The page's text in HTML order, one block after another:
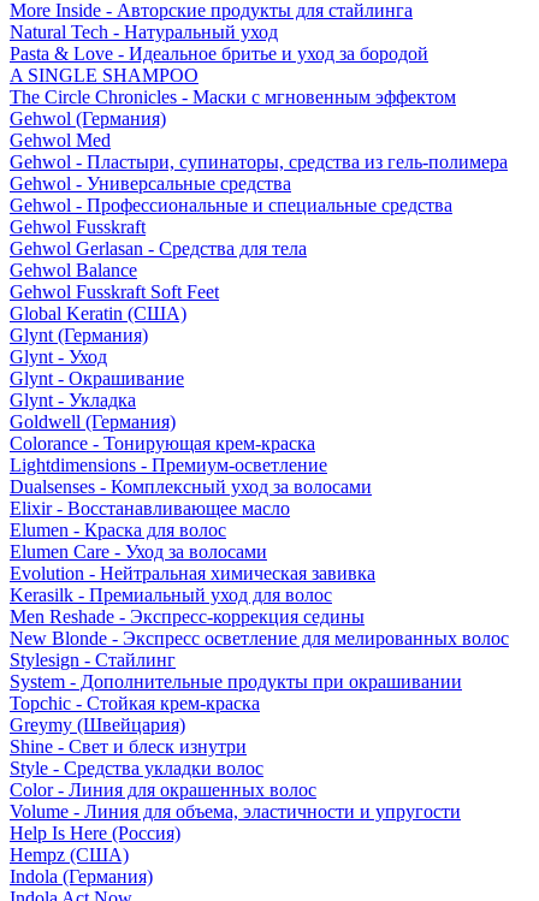
More Inside - Авторские продукты для стайлинга
Natural Tech - Натуральный уход
Pasta & Love - Идеальное бритье и уход за бородой
A SINGLE SHAMPOO
The Circle Chronicles - Маски с мгновенным эффектом
Gehwol (Германия)
Gehwol Med
Gehwol - Пластыри, супинаторы, средства из гель-полимера
Gehwol - Универсальные средства
Gehwol - Профессиональные и специальные средства
Gehwol Fusskraft
Gehwol Gerlasan - Средства для тела
Gehwol Balance
Gehwol Fusskraft Soft Feet
Global Keratin (США)
Glynt (Германия)
Glynt - Уход
Glynt - Окрашивание
Glynt - Укладка
Goldwell (Германия)
Colorance - Тонирующая крем-краска
Lightdimensions - Премиум-осветление
Dualsenses - Комплексный уход за волосами
Elixir - Восстанавливающее масло
Elumen - Краска для волос
Elumen Care - Уход за волосами
Evolution - Нейтральная химическая завивка
Kerasilk - Премиальный уход для волос
Men Reshade - Экспресс-коррекция седины
New Blonde - Экспресс осветление для мелированных волос
Stylesign - Стайлинг
System - Дополнительные продукты при окрашивании
Topchic - Стойкая крем-краска
Greymy (Швейцария)
Shine - Свет и блеск изнутри
Style - Средства укладки волос
Color - Линия для окрашенных волос
Volume - Линия для объема, эластичности и упругости
Help Is Here (Россия)
Hempz (США)
Indola (Германия)